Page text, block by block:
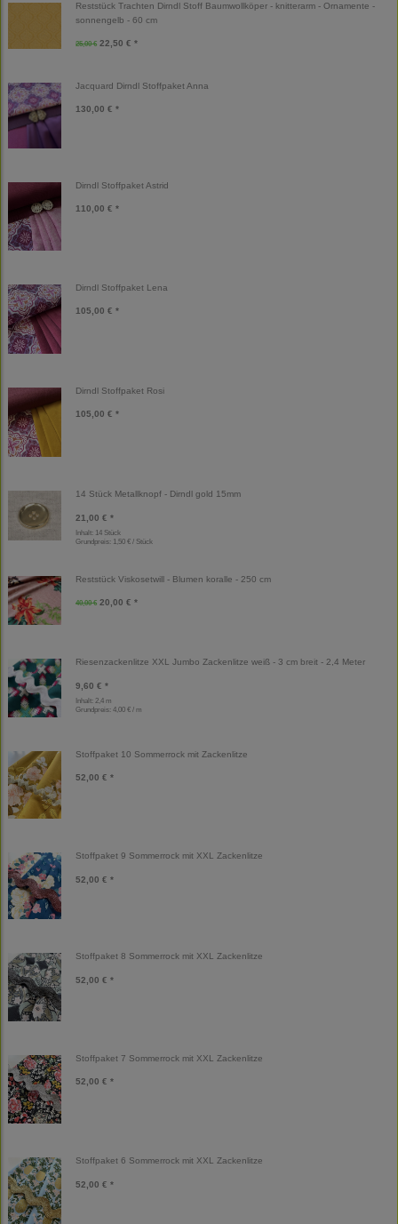
Reststück Trachten Dirndl Stoff Baumwollköper - knitterarm - Ornamente -
sonnengelb - 60 cm
25,00 € 22,50 € *
Jacquard Dirndl Stoffpaket Anna
130,00 € *
Dirndl Stoffpaket Astrid
110,00 € *
Dirndl Stoffpaket Lena
105,00 € *
Dirndl Stoffpaket Rosi
105,00 € *
14 Stück Metallknopf - Dirndl gold 15mm
21,00 € *
Inhalt: 14 Stück
Grundpreis: 1,50 € / Stück
Reststück Viskosetwill - Blumen koralle - 250 cm
40,00 € 20,00 € *
Riesenzackenlitze XXL Jumbo Zackenlitze weiß - 3 cm breit - 2,4 Meter
9,60 € *
Inhalt: 2,4 m
Grundpreis: 4,00 € / m
Stoffpaket 10 Sommerrock mit Zackenlitze
52,00 € *
Stoffpaket 9 Sommerrock mit XXL Zackenlitze
52,00 € *
Stoffpaket 8 Sommerrock mit XXL Zackenlitze
52,00 € *
Stoffpaket 7 Sommerrock mit XXL Zackenlitze
52,00 € *
Stoffpaket 6 Sommerrock mit XXL Zackenlitze
52,00 € *